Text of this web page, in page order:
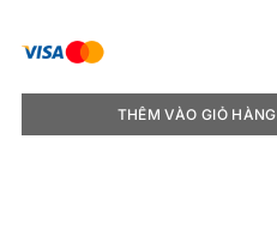
THÊM VÀO GIỎ HÀNG